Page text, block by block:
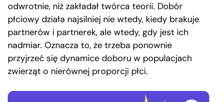
odwrotnie, niż zakładał twórca teorii. Dobór
płciowy działa najsilniej nie wtedy, kiedy brakuje
partnerów i partnerek, ale wtedy, gdy jest ich
nadmiar. Oznacza to, że trzeba ponownie
przyjrzeć się dynamice doboru w populacjach
zwierząt o nierównej proporcji płci.